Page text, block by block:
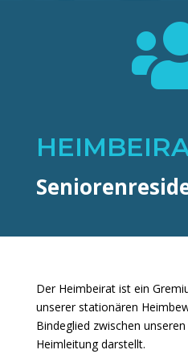
Der Heimbeirat ist ein
unserer stationären
Bindeglied zwischen
Heimleitung darstellt.